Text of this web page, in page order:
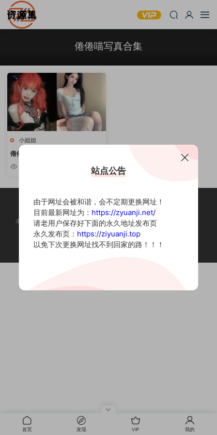
倦倦喵写真合集
小姐姐
倦倦喵 – 可爱妹子写真套图合集
[持续更新]
本站为摄影写真图片网站，内容来自网络收集整理，仅作个人学习使用。
如有违法内容请联系删除
Copyright © 2022 资源集
首页 发现 VIP 我的
站点公告
由于网址会被和谐，会不定期更换网址！
目前最新网址为： https://zyuanji.net/
请老用户保存好下面的永久地址发布页
永久发布页： https://ziyuanji.top
以免下次更换网址找不到回家的路！！！